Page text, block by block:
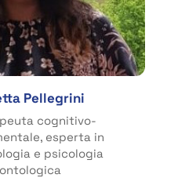
Pellegrini
cognitivo-
esperta in
e psicologia